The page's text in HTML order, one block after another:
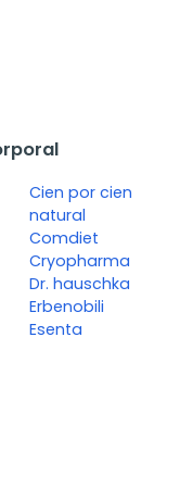
Cien por cien
natural
Comdiet
Cryopharma
Dr. hauschka
Erbenobili
Esenta